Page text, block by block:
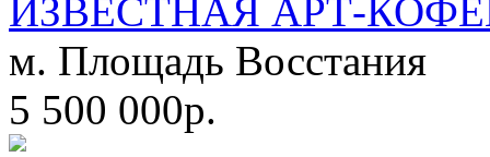
ИЗВЕСТНАЯ АРТ-
м. Площадь Восстания
5 500 000р.